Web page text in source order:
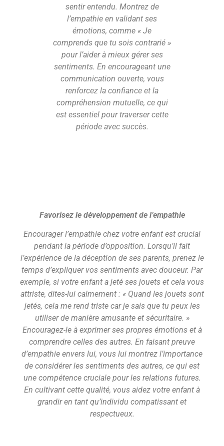
sentir entendu. Montrez de
l’empathie en validant ses
émotions, comme « Je
comprends que tu sois contrarié »
pour l’aider à mieux gérer ses
sentiments. En encourageant une
communication ouverte, vous
renforcez la confiance et la
compréhension mutuelle, ce qui
est essentiel pour traverser cette
période avec succès.
Favorisez le développement de l’empathie
Encourager l’empathie chez votre enfant est crucial
pendant la période d’opposition. Lorsqu’il fait
l’expérience de la déception de ses parents, prenez le
temps d’expliquer vos sentiments avec douceur. Par
exemple, si votre enfant a jeté ses jouets et cela vous
attriste, dites-lui calmement : « Quand les jouets sont
jetés, cela me rend triste car je sais que tu peux les
utiliser de manière amusante et sécuritaire. »
Encouragez-le à exprimer ses propres émotions et à
comprendre celles des autres. En faisant preuve
d’empathie envers lui, vous lui montrez l’importance
de considérer les sentiments des autres, ce qui est
une compétence cruciale pour les relations futures.
En cultivant cette qualité, vous aidez votre enfant à
grandir en tant qu’individu compatissant et
respectueux.